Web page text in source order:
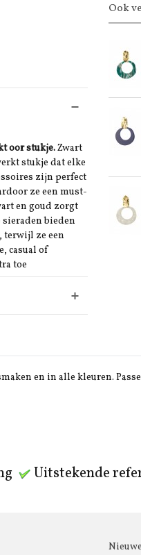
oor stukje.Zwart
stukje dat elke
zijn perfect
ze een must-
en goud zorgt
bieden
terwijl ze een
casual of
toe
Ook
en in alle kleuren.
Uitstekende